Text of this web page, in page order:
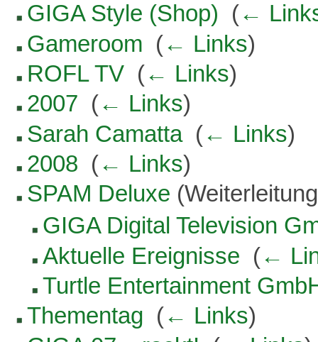
GIGA Style (Shop)
(←
Gameroom (← Links)
ROFL TV (← Links)
2007 (← Links)
Sarah Camatta‎ (← Links)
2008 (← Links)
SPAM Deluxe
GIGA Digital Television
Aktuelle Ereignisse (←
Turtle Entertainment
Thementag (← Links)